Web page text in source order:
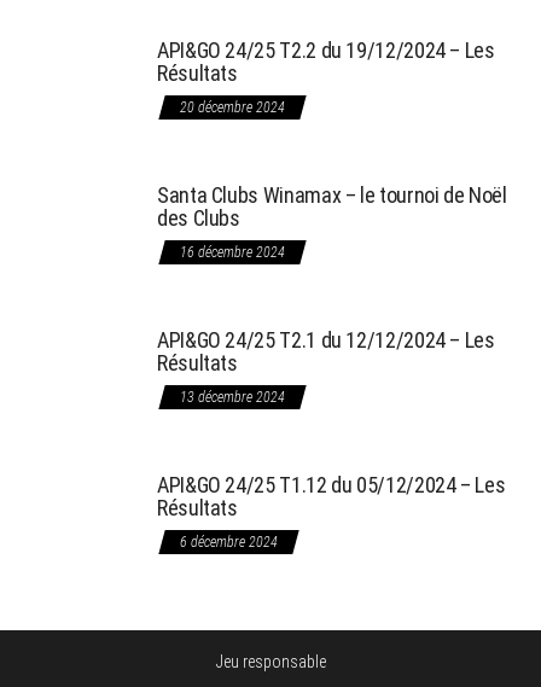
API&GO 24/25 T2.2 du 19/12/2024 – Les
Résultats
20 décembre 2024
Santa Clubs Winamax – le tournoi de Noël
des Clubs
16 décembre 2024
API&GO 24/25 T2.1 du 12/12/2024 – Les
Résultats
13 décembre 2024
API&GO 24/25 T1.12 du 05/12/2024 – Les
Résultats
6 décembre 2024
Jeu responsable